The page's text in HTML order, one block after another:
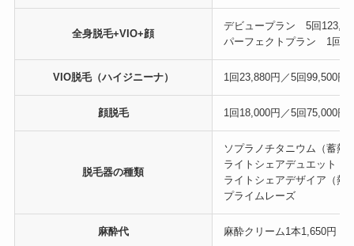
全身脱毛+VIO+顔
デビュープラン 5回
パーフェクトプラン 1回
VIO脱毛（ハイジニーナ） 1回23,880円／5回99,500円
顔脱毛 1回18,000円／5回75,000円
脱毛器の種類
ソプラノチタニウム（蓄熱
ライトシェアデュエット（
ライトシェアデザイア（熱
プライムレーズ
麻酔代 麻酔クリーム1本1,650円